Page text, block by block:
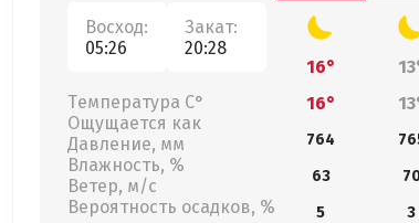
Восход:
05:26
Закат:
20:28
Температура С°
Ощущается как
Давление, мм
Влажность, %
Ветер, м/с
Вероятность осадков, %
16°
16°
764
63
5
3